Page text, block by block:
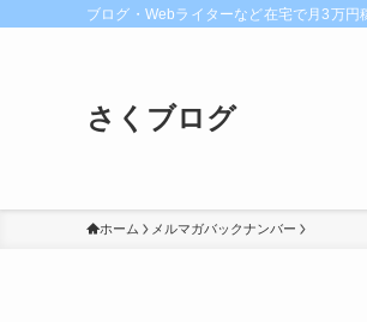
ブログ・Webライターなど在宅で月3万円
さくブログ
ホーム メルマガバックナンバー